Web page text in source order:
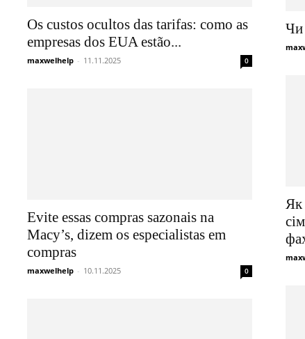
Os custos ocultos das tarifas: como as
empresas dos EUA estão...
maxwelhelp - 11.11.2025 0
Evite essas compras sazonais na
Macy’s, dizem os especialistas em
compras
maxwelhelp - 10.11.2025 0
Чи
Як